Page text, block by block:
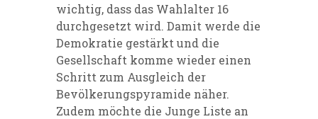
wichtig, dass das Wahlalter 16
durchgesetzt wird. Damit werde die
Demokratie gestärkt und die
Gesellschaft komme wieder einen
Schritt zum Ausgleich der
Bevölkerungspyramide näher.
Zudem möchte die Junge Liste an